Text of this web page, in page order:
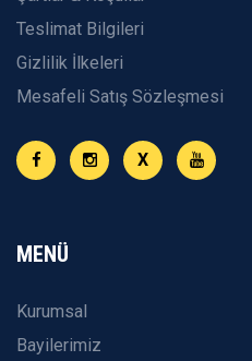
Teslimat Bilgileri
Gizlilik İlkeleri
Mesafeli Satış Sözleşmesi
X
MENÜ
Kurumsal
Bayilerimiz